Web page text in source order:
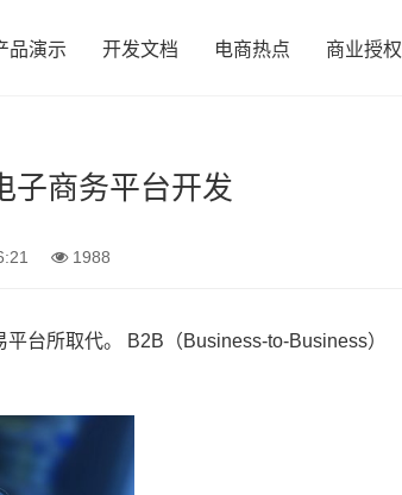
品演示 开发文档 电商热点 商业授权
子商务平台开发
1988
台所取代。 B2B（Business-to-Business）